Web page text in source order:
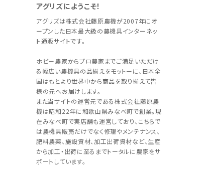
アグリズにようこそ！
アグリズは株式会社藤原農機が2007年にオ
ープンした日本最大級の農機具インターネッ
ト通販サイトです。
ホビー農家からプロ農家までご満足いただけ
る幅広い農機具の品揃えをモットーに、日本全
国はもとより世界中から商品を取り揃えて皆
様の元へお届けします。
また当サイトの運営元である株式会社藤原農
機は昭和22年に和歌山県みなべ町で創業。現
在みなべ町で実店舗も運営しており、こちらで
は農機具販売だけでなく修理やメンテナンス、
肥料農薬、施設資材、加工出荷資材など、生産
から加工・出荷に至るまでトータルに農家をサ
ポートしています。